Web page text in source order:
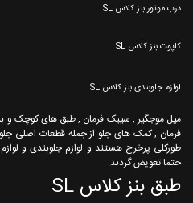
درب موتور بنز کلاس SL
کاپوت بنز کلاس SL
لوازم جلوبندی بنز کلاس SL
میل موجگیر , سیبک فرمان , طبق های کوچک
فرمان , کمک های جلو از جمله قطعات اصلی
طورکلی پرخرج هستند و لوازم جلوبندی و
حتما تعویض گردند.
طبق بنز کلاس SL